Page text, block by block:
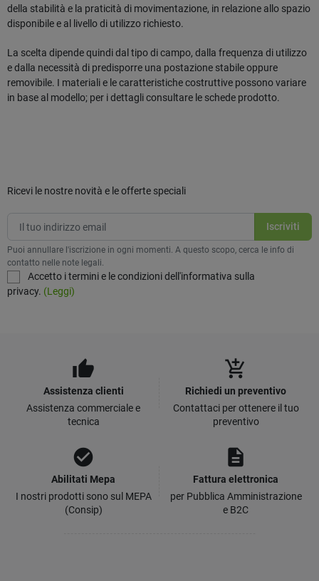
della stabilità e la praticità di movimentazione, in relazione allo spazio
disponibile e al livello di utilizzo richiesto.
La scelta dipende quindi dal tipo di campo, dalla frequenza di utilizzo
e dalla necessità di predisporre una postazione stabile oppure
removibile. I materiali e le caratteristiche costruttive possono variare
in base al modello; per i dettagli consultare le schede prodotto.
Ricevi le nostre novità e le offerte speciali
Puoi annullare l'iscrizione in ogni momenti. A questo scopo, cerca le info di
contatto nelle note legali.
Accetto i termini e le condizioni dell'informativa sulla
privacy. (Leggi)
thumb_up
Assistenza clienti
Assistenza commerciale e
tecnica
add_shopping_cart
Richiedi un preventivo
Contattaci per ottenere il tuo
preventivo
check_circle
Abilitati Mepa
I nostri prodotti sono sul MEPA
(Consip)
description
Fattura elettronica
per Pubblica Amministrazione
e B2C